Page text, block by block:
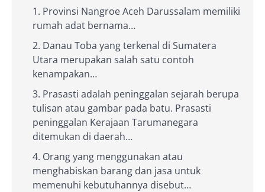
Provinsi Nangroe Aceh Darussalam memiliki
rumah adat bernama…
Danau Toba yang terkenal di Sumatera
Utara merupakan salah satu contoh
kenampakan…
Prasasti adalah peninggalan sejarah berupa
tulisan atau gambar pada batu. Prasasti
peninggalan Kerajaan Tarumanegara
ditemukan di daerah…
Orang yang menggunakan atau
menghabiskan barang dan jasa untuk
memenuhi kebutuhannya disebut…